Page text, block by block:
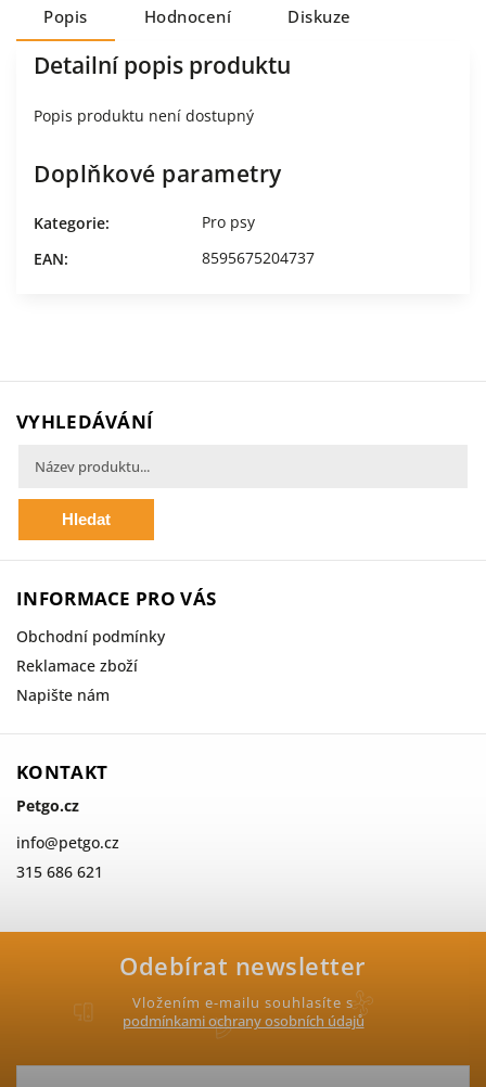
Popis Hodnocení Diskuze
Detailní popis produktu
Popis produktu není dostupný
Doplňkové parametry
Kategorie:
Pro psy
EAN: 8595675204737
Odebírat newsletter
Vložením e-mailu souhlasíte s
podmínkami ochrany osobních údajů
VYHLEDÁVÁNÍ
Hledat
INFORMACE PRO VÁS
Obchodní podmínky
Reklamace zboží
Napište nám
KONTAKT
Petgo.cz
info@petgo.cz
315 686 621